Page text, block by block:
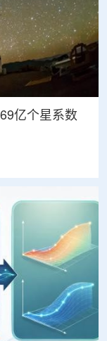
亿个星系数